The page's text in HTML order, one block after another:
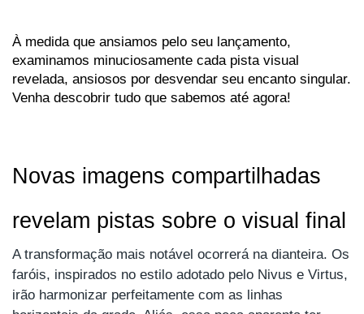
À medida que ansiamos pelo seu lançamento,
examinamos minuciosamente cada pista visual
revelada, ansiosos por desvendar seu encanto singular.
Venha descobrir tudo que sabemos até agora!
Novas imagens compartilhadas
revelam pistas sobre o visual final
A transformação mais notável ocorrerá na dianteira. Os
faróis, inspirados no estilo adotado pelo Nivus e Virtus,
irão harmonizar perfeitamente com as linhas